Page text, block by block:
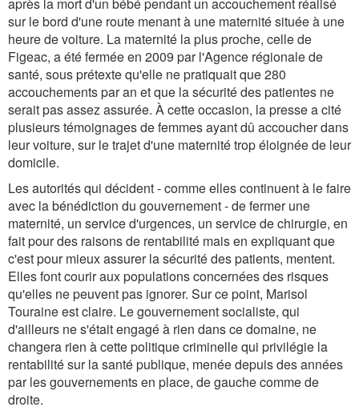
sur le bord d'une route menant à une maternité située à une
heure de voiture. La maternité la plus proche, celle de
Figeac, a été fermée en 2009 par l'Agence régionale de
santé, sous prétexte qu'elle ne pratiquait que 280
accouchements par an et que la sécurité des patientes ne
serait pas assez assurée. À cette occasion, la presse a cité
plusieurs témoignages de femmes ayant dû accoucher dans
leur voiture, sur le trajet d'une maternité trop éloignée de leur
domicile.
Les autorités qui décident - comme elles continuent à le faire
avec la bénédiction du gouvernement - de fermer une
maternité, un service d'urgences, un service de chirurgie, en
fait pour des raisons de rentabilité mais en expliquant que
c'est pour mieux assurer la sécurité des patients, mentent.
Elles font courir aux populations concernées des risques
qu'elles ne peuvent pas ignorer. Sur ce point, Marisol
Touraine est claire. Le gouvernement socialiste, qui
d'ailleurs ne s'était engagé à rien dans ce domaine, ne
changera rien à cette politique criminelle qui privilégie la
rentabilité sur la santé publique, menée depuis des années
par les gouvernements en place, de gauche comme de
droite.